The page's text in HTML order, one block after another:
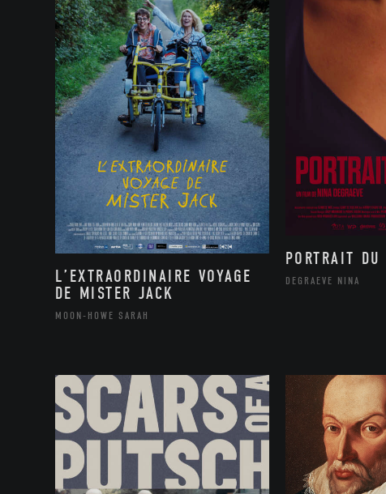
L’EXTRAORDINAIRE VOYAGE
DE MISTER JACK
MOON-HOWE SARAH
PORTRAIT DU
DEGRAEVE NINA